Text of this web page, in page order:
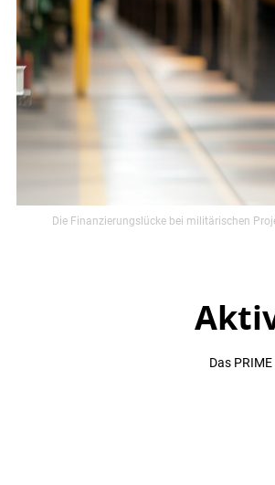
Die Finanzierungslücke bei militärischen
Das